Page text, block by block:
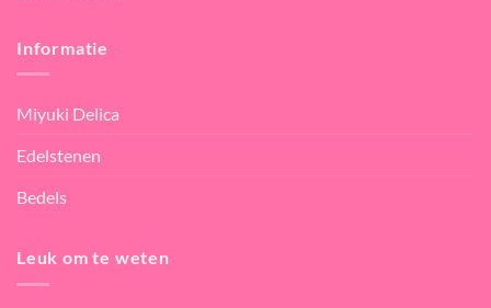
Informatie
Miyuki Delica
Edelstenen
Bedels
Leuk om te weten